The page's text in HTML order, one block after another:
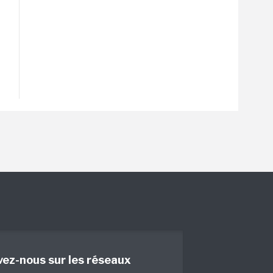
nous sur les réseaux